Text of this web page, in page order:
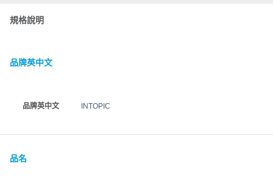
規格說明
品牌英中文
品牌英中文 INTOPIC
品名